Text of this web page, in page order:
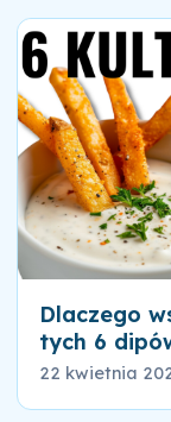
Dlaczego
tych 6
22 kwietnia